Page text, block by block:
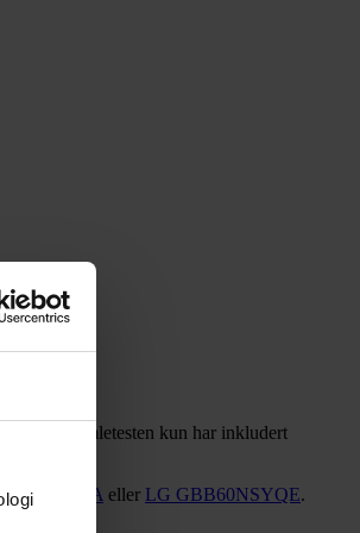
i denne samletesten kun har inkludert
eller LG GBB60NSYQE.